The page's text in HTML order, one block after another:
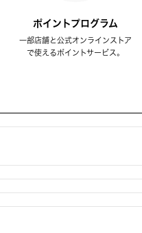
ポイントプログラム
一部店舗と公式オンラインストア
で使えるポイントサービス。